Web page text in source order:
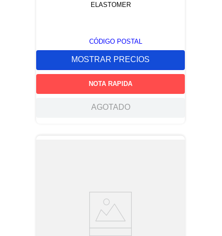
ELASTOMER
CÓDIGO POSTAL
MOSTRAR PRECIOS
NOTA RAPIDA
AGOTADO